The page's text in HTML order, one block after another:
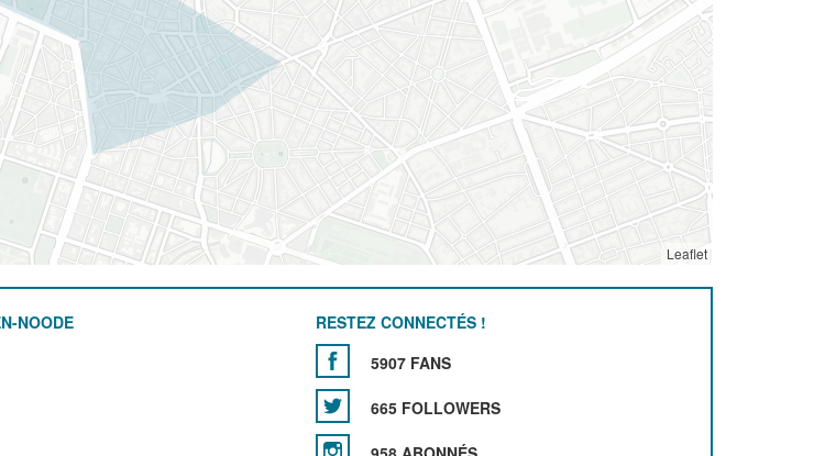
Leaflet
NOODE
RESTEZ CONNECTÉS !
5907 FANS
665 FOLLOWERS